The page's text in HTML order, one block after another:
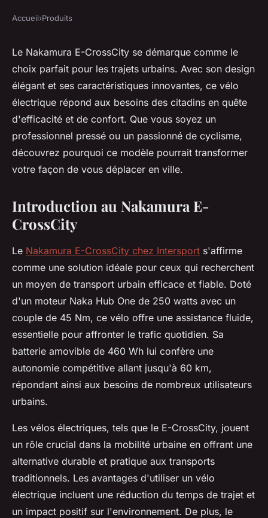
Nakamura e-crosscity : le vélo
électrique idéal pour la ville
Martin•1 janvier 2025•7 min de lecture
Accueil›Produits
Le Nakamura E-CrossCity se démarque comme le
choix parfait pour les trajets urbains. Avec son design
élégant et ses caractéristiques innovantes, ce vélo
électrique répond aux besoins des citadins en quête
d'efficacité et de confort. Que vous soyez un
professionnel pressé ou un passionné de cyclisme,
découvrez pourquoi ce modèle pourrait transformer
votre façon de vous déplacer en ville.
Introduction au Nakamura E-
CrossCity
Le Nakamura E-CrossCity chez Intersport s'affirme
comme une solution idéale pour ceux qui recherchent
un moyen de transport urbain efficace et fiable. Doté
d'un moteur Naka Hub One de 250 watts avec un
couple de 45 Nm, ce vélo offre une assistance fluide,
essentielle pour affronter le trafic quotidien. Sa
batterie amovible de 460 Wh lui confère une
autonomie compétitive allant jusqu'à 60 km,
répondant ainsi aux besoins de nombreux utilisateurs
urbains.
Les vélos électriques, tels que le E-CrossCity, jouent
un rôle crucial dans la mobilité urbaine en offrant une
alternative durable et pratique aux transports
traditionnels. Les avantages d'utiliser un vélo
électrique incluent une réduction du temps de trajet et
un impact positif sur l'environnement. De plus, le